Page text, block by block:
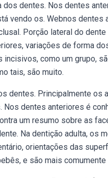
dos dentes. Nos dentes
vendo os. Webnos
Porção lateral do
variações de forma
incisivos, como um grupo,
tais, são muito.
dentes. Principalmente os
dentes anteriores é
um resumo sobre as
Na dentição adulta, os
orientações das
e são mais